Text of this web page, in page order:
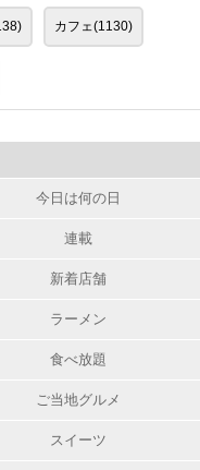
カフェ(1130)
今日は何の日
連載
新着店舗
ラーメン
食べ放題
ご当地グルメ
スイーツ